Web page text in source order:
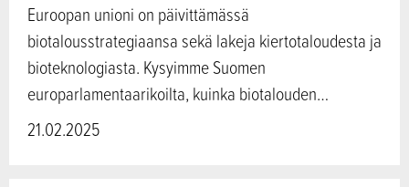
Euroopan unioni on päivittämässä
biotalousstrategiaansa sekä lakeja kiertotaloudesta ja
bioteknologiasta. Kysyimme Suomen
europarlamentaarikoilta, kuinka biotalouden…
21.02.2025